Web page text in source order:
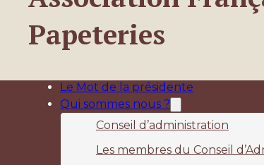
Papeteries
Le Mot de la présidente
Qui sommes nous ?
Conseil d’administration
Les membres du Conseil